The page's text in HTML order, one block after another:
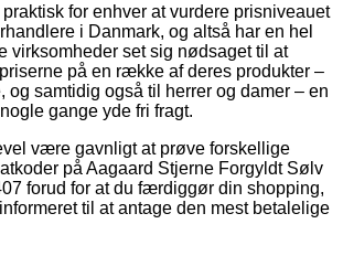
for enhver at vurdere prisniveauet
i Danmark, og altså har en hel
virksomheder set sig nødsaget til at
på en række af deres produkter –
og samtidig også til herrer og damer – en
gange yde fri fragt.
være gavnligt at prøve forskellige
på Aagaard Stjerne Forgyldt Sølv
forud for at du færdiggør din shopping,
til at antage den mest betalelige